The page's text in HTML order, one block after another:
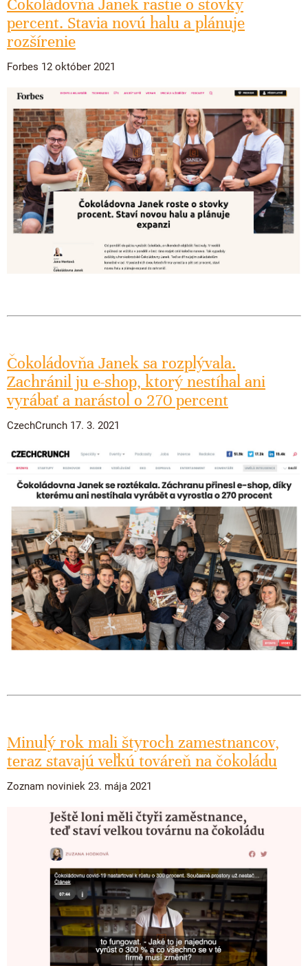
Čokoládovňa Janek rastie o stovky
percent. Stavia novú halu a plánuje
rozšírenie
Forbes 12 október 2021
Čokoládovňa Janek sa rozplývala.
Zachránil ju e-shop, ktorý nestíhal ani
vyrábať a narástol o 270 percent
CzechCrunch 17. 3. 2021
Minulý rok mali štyroch zamestnancov,
teraz stavajú veľkú továreň na čokoládu
Zoznam noviniek 23. mája 2021